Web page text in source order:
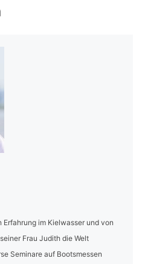
im Kielwasser und von
Frau Judith die Welt
Seminare auf Bootsmessen